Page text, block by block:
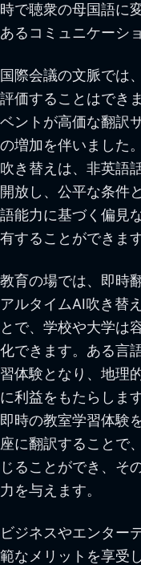
時で聴衆の母国語に
あるコミュニケーシ
国際会議の文脈では
評価することはでき
ベントが高価な翻訳
の増加を伴いました
吹き替えは、非英語
開放し、公平な条件
語能力に基づく偏見
有することができます
教育の場では、即時
アルタイムAI吹き替
とで、学校や大学は
化できます。ある言
習体験となり、地理
に利益をもたらしま
即時の教室学習体験
座に翻訳することで
じることができ、そ
力を与えます。
ビジネスやエンター
範なメリットを享受